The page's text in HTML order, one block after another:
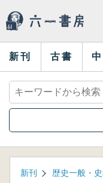
新刊 古書
新刊 歴史一般・